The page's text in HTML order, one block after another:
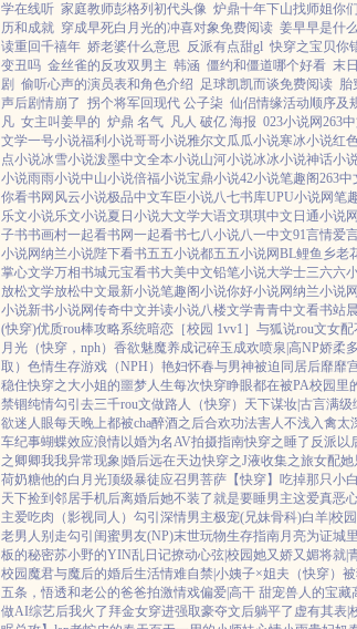
学在线听 家庭教师彭格列初代头像 炉鼎十年下山找师姐你
历和成就 穿成早死白月光的冲喜对象免费阅读 姜早早是什
读重回千禧年 娇老婆什么意思 反派有点甜gl 快穿之宝贝你
变丑吗 金丝雀的反攻双男主 韩涵 僵约和僵道哪个好看 末
剧 偷听心声的演员表和角色介绍 足球凯凯而谈免费阅读 胎
声后剧情崩了 拐个将军回现代 公子柒 仙侣情缘活动顺序及
凡 女主叫姜早的 炉鼎 名气 凡人 破亿 海报 023小说网263
文学一号小说福利小说哥哥小说雅尔文瓜瓜小说寒冰小说红
点小说冰雪小说泼墨中文全本小说山河小说冰冰小说神话小
小说雨雨小说中山小说倍福小说宝鼎小说42小说笔趣阁263中
你看书网 风云小说极品中文车臣小说八七书库UPU小说网笔
乐文小说乐文小说夏日小说大文学大语文琪琪中文 日通小说网
子书书画村一起看书网一起看书七八小说八一中文91言情爱
小说网纳兰小说陛下看书五五小说都五五小说网BL鲤鱼乡老
掌心文学万相书城元宝看书大美中文铅笔小说大学士三六六
放松文学放松中文最新小说笔趣阁小说你好小说网纳兰小说网
小说新书小说网传奇中文并读小说八楼文学青青中文看书站
(快穿)优质rou棒攻略系统暗恋［校园 1vv1］ 与狐说rou文女
月光（快穿，nph） 香欲魅魔养成记碎玉成欢喷泉|高NP娇柔
取） 色情生存游戏（NPH） 艳妇怀春与男神被迫同居后靡靡
稳住快穿之大小姐的噩梦人生每次快穿睁眼都在被PA校园里
禁锢纯情勾引 去三千rou文做路人（快穿） 天下谋妆|古言满级
欲迷人眼每天晚上都被cha醉酒之后合欢功法害人不浅入禽太
车纪事蝴蝶效应浪情以婚为名AV拍摄指南快穿之睡了反派以
之卿卿我我异常现象|婚后远在天边快穿之J液收集之旅女配她
荷奶糖他的白月光顶级暴徒应召男菩萨 【快穿】吃掉那只小
天下捡到邻居手机后离婚后她不装了就是要睡男主这爱真恶
主爱吃肉 （影视同人）勾引深情男主极宠(兄妹骨科)白羊|校园
老男人别走勾引闺蜜男友(NP)末世玩物生存指南月亮为证城
板的秘密苏小野的YIN乱日记撩动心弦|校园她又娇又媚将就|
校园 魔君与魔后的婚后生活情难自禁|小姨子×姐夫 （快穿）
五条，悟透和老公的爸爸拍激情戏偏爱|高干 甜宠兽人的宝藏
做AI综艺后我火了 拜金女穿进强取豪夺文后躺平了 虚有其表|